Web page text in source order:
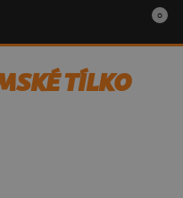
0
TÍLKO